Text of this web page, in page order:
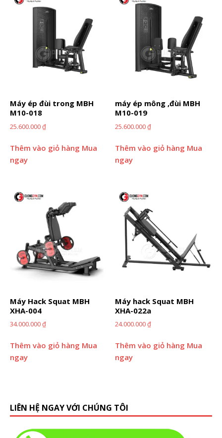
Máy ép đùi trong MBH
M10-018
25.600.000₫
Thêm vào giỏ hàng Mua
ngay
máy ép mông ,đùi MBH
M10-019
25.600.000₫
Thêm vào giỏ hàng Mua
ngay
Máy Hack Squat MBH
XHA-004
34.000.000₫
Thêm vào giỏ hàng Mua
ngay
Máy hack Squat MBH
XHA-022a
24.000.000₫
Thêm vào giỏ hàng Mua
ngay
LIÊN HỆ NGAY VỚI CHÚNG TÔI